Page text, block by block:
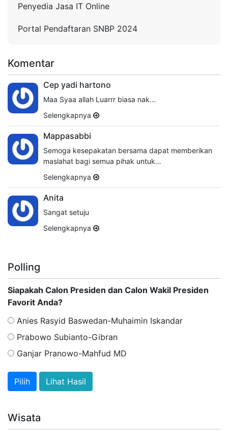
Penyedia Jasa IT Online
Portal Pendaftaran SNBP 2024
Komentar
Cep yadi hartono
Maa Syaa allah Luarrr biasa nak...
Selengkapnya
Mappasabbi
Semoga kesepakatan bersama dapat memberikan
maslahat bagi semua pihak untuk…
Selengkapnya
Anita
Sangat setuju
Selengkapnya
Polling
Siapakah Calon Presiden dan Calon Wakil Presiden
Favorit Anda?
Anies Rasyid Baswedan-Muhaimin Iskandar
Prabowo Subianto-Gibran
Ganjar Pranowo-Mahfud MD
Lihat Hasil
Wisata